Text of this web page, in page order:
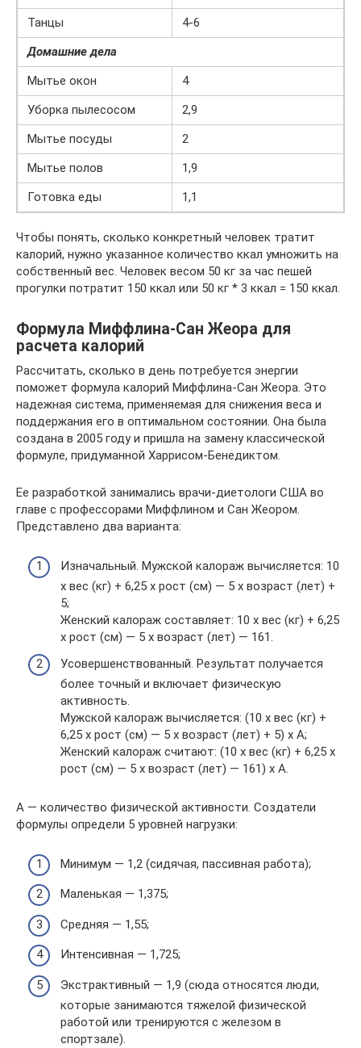
Танцы
4-6
Домашние дела
Мытье окон
4
Уборка пылесосом
2,9
Мытье посуды
2
Мытье полов
1,9
Готовка еды
1,1
Чтобы понять, сколько конкретный человек тратит
калорий, нужно указанное количество ккал умножить на
собственный вес. Человек весом 50 кг за час пешей
прогулки потратит 150 ккал или 50 кг * 3 ккал = 150 ккал.
Формула Миффлина-Сан Жеора для
расчета калорий
Рассчитать, сколько в день потребуется энергии
поможет формула калорий Миффлина-Сан Жеора. Это
надежная система, применяемая для снижения веса и
поддержания его в оптимальном состоянии. Она была
создана в 2005 году и пришла на замену классической
формуле, придуманной Харрисом-Бенедиктом.
Ее разработкой занимались врачи-диетологи США во
главе с профессорами Миффлином и Сан Жеором.
Представлено два варианта:
Изначальный. Мужской калораж вычисляется: 10
х вес (кг) + 6,25 х рост (см) — 5 х возраст (лет) +
5;
Женский калораж составляет: 10 х вес (кг) + 6,25
х рост (см) — 5 х возраст (лет) — 161.
Усовершенствованный. Результат получается
более точный и включает физическую
активность.
Мужской калораж вычисляется: (10 х вес (кг) +
6,25 х рост (см) — 5 х возраст (лет) + 5) х А;
Женский калораж считают: (10 х вес (кг) + 6,25 х
рост (см) — 5 х возраст (лет) — 161) х А.
А — количество физической активности. Создатели
формулы определи 5 уровней нагрузки:
Минимум — 1,2 (сидячая, пассивная работа);
Маленькая — 1,375;
Средняя — 1,55;
Интенсивная — 1,725;
Экстрактивный — 1,9 (сюда относятся люди,
которые занимаются тяжелой физической
работой или тренируются с железом в
спортзале).